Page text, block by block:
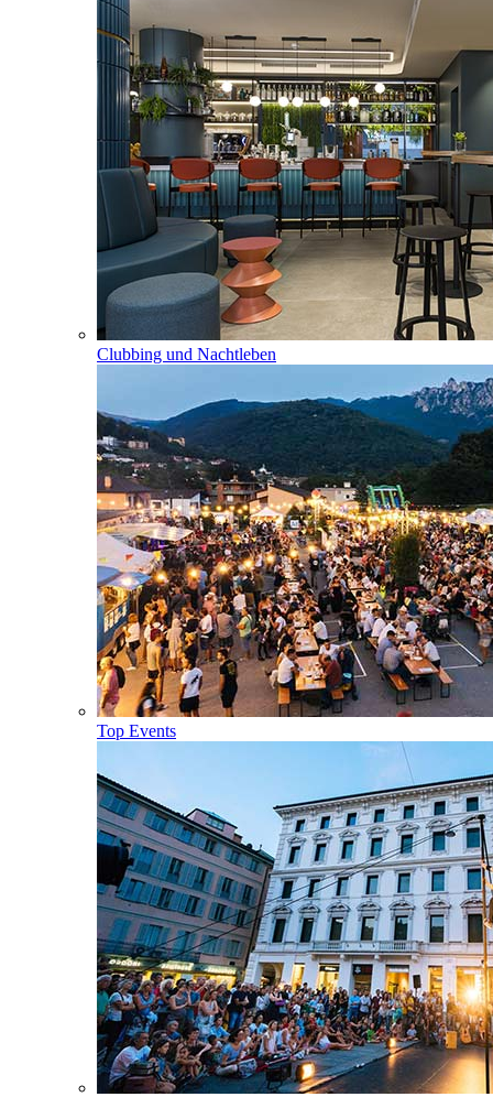
Clubbing und Nachtleben
Top Events